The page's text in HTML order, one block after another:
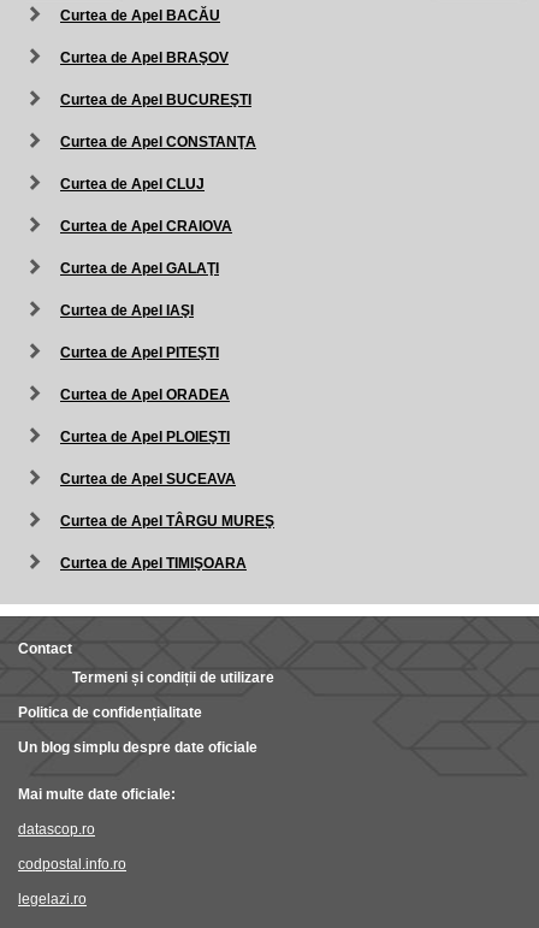
Curtea de Apel BACĂU
Curtea de Apel BRAŞOV
Curtea de Apel BUCUREŞTI
Curtea de Apel CONSTANŢA
Curtea de Apel CLUJ
Curtea de Apel CRAIOVA
Curtea de Apel GALAŢI
Curtea de Apel IAŞI
Curtea de Apel PITEŞTI
Curtea de Apel ORADEA
Curtea de Apel PLOIEŞTI
Curtea de Apel SUCEAVA
Curtea de Apel TÂRGU MUREŞ
Curtea de Apel TIMIŞOARA
Contact
Termeni și condiții de utilizare
Politica de confidențialitate
Un blog simplu despre date oficiale
Mai multe date oficiale:
datascop.ro
codpostal.info.ro
legelazi.ro